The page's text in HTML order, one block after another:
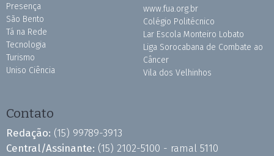
Presença
São Bento
Tá na Rede
Tecnologia
Turismo
Uniso Ciência
www.fua.org.br
Colégio Politécnico
Lar Escola Monteiro Lobato
Liga Sorocabana de Combate ao
Câncer
Vila dos Velhinhos
Contato
Redação: (15) 99789-3913
Central/Assinante: (15) 2102-5100 - ramal 5110